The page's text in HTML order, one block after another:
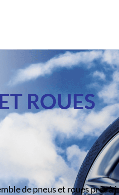
ROUES
de pneus et roues prêt à